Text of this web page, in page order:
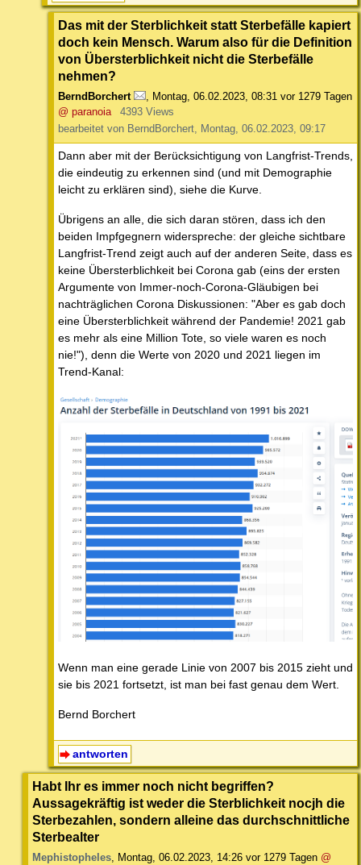
Das mit der Sterblichkeit statt Sterbefälle kapiert
doch kein Mensch. Warum also für die Definition
von Übersterblichkeit nicht die Sterbefälle
nehmen?
BerndBorchert Montag, 06.02.2023, 08:31 vor 1279 Tagen
@ paranoia
4393 Views
bearbeitet von BerndBorchert, Montag, 06.02.2023, 09:17
Dann aber mit der Berücksichtigung von Langfrist-Trends,
die eindeutig zu erkennen sind (und mit Demographie
leicht zu erklären sind), siehe die Kurve.
Übrigens an alle, die sich daran stören, dass ich den
beiden Impfgegnern widerspreche: der gleiche sichtbare
Langfrist-Trend zeigt auch auf der anderen Seite, dass es
keine Übersterblichkeit bei Corona gab (eins der ersten
Argumente von Immer-noch-Corona-Gläubigen bei
nachträglichen Corona Diskussionen: "Aber es gab doch
eine Übersterblichkeit während der Pandemie! 2021 gab
es mehr als eine Million Tote, so viele waren es noch
nie!"), denn die Werte von 2020 und 2021 liegen im
Trend-Kanal:
Wenn man eine gerade Linie von 2007 bis 2015 zieht und
sie bis 2021 fortsetzt, ist man bei fast genau dem Wert.
Bernd Borchert
antworten
Habt Ihr es immer noch nicht begriffen?
Aussagekräftig ist weder die Sterblichkeit nocjh die
Sterbezahlen, sondern alleine das durchschnittliche
Sterbealter
Mephistopheles Montag, 06.02.2023, 14:26 vor 1279 Tagen @